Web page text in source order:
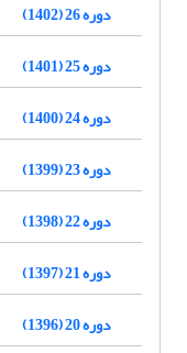
دوره 26 (1402)
دوره 25 (1401)
دوره 24 (1400)
دوره 23 (1399)
دوره 22 (1398)
دوره 21 (1397)
دوره 20 (1396)